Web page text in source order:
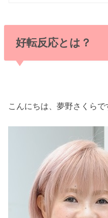
好転反応とは？
こんにちは、夢野さくらで